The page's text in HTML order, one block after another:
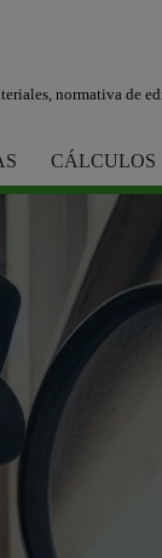
normativa de
CÁLCULOS